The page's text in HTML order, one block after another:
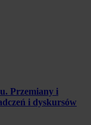
Przemiany i
i dyskursów